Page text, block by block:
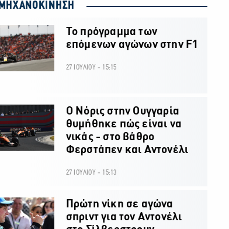
ΜΗΧΑΝΟΚΙΝΗΣΗ
Το πρόγραμμα των
επόμενων αγώνων στην F1
27 ΙΟΥΛΙΟΥ - 15:15
O Νόρις στην Ουγγαρία
θυμήθηκε πώς είναι να
νικάς - στο βάθρο
Φερστάπεν και Αντονέλι
27 ΙΟΥΛΙΟΥ - 15:13
Πρώτη νίκη σε αγώνα
σπριντ για τον Αντονέλι